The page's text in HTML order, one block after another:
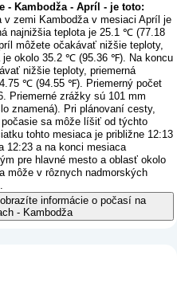
- Kambodža - Apríl - je toto:
v zemi Kambodža v mesiaci Apríl je
najnižšia teplota je 25.1 ℃ (77.18
môžete očakávať nižšie teploty,
je okolo 35.2 ℃ (95.36 ℉). Na koncu
nižšie teploty, priemerná
℃ (94.55 ℉). Priemerný počet
Priemerné zrážky sú 101 mm
znamená). Pri plánovaní cesty,
sa môže líšiť od týchto
tohto mesiaca je približne 12:13
12:23 a na konci mesiaca
pre hlavné mesto a oblasť okolo
môže v rôznych nadmorských
informácie o počasí na
- Kambodža